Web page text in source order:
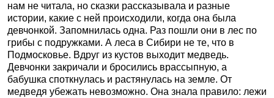
нам не читала, но сказки рассказывала и разные
истории, какие с ней происходили, когда она была
девчонкой. Запомнилась одна. Раз пошли они в лес по
грибы с подружками. А леса в Сибири не те, что в
Подмосковье. Вдруг из кустов выходит медведь.
Девчонки закричали и бросились врассыпную, а
бабушка споткнулась и растянулась на земле. От
медведя убежать невозможно. Она знала правило: лежи